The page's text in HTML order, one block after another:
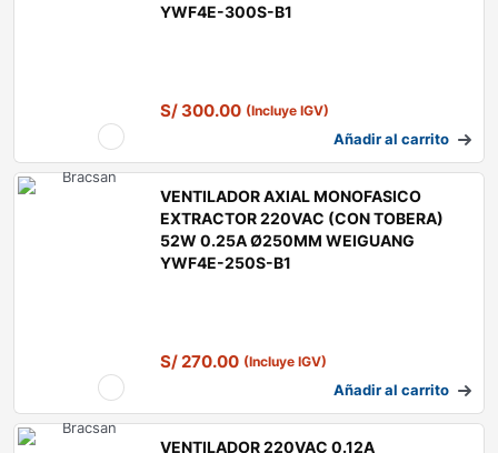
YWF4E-300S-B1
S/300.00 (Incluye IGV)
Añadir al carrito
VENTILADOR AXIAL MONOFASICO
EXTRACTOR 220VAC (CON TOBERA)
52W 0.25A Ø250MM WEIGUANG
YWF4E-250S-B1
S/270.00 (Incluye IGV)
Añadir al carrito
VENTILADOR 220VAC 0.12A